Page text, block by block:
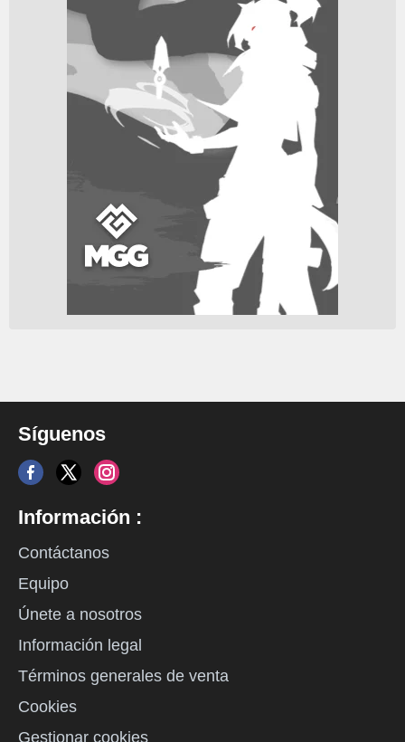
Síguenos
Información :
Contáctanos
Equipo
Únete a nosotros
Información legal
Términos generales de venta
Cookies
Gestionar cookies